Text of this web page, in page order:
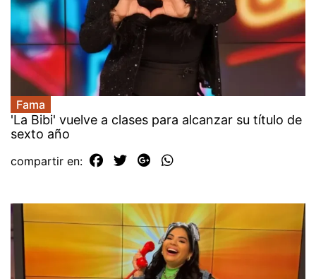
Fama
'La Bibi' vuelve a clases para alcanzar su título de
sexto año
compartir en: